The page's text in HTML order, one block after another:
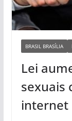
BRASIL BRASÍLIA
Lei
sexuais
internet